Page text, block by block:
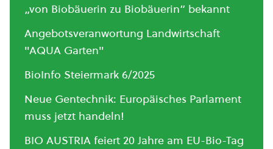
„von Biobäuerin zu Biobäuerin“ bekannt
Angebotsveranwortung Landwirtschaft
"AQUA Garten"
BioInfo Steiermark 6/2025
Neue Gentechnik: Europäisches Parlament
muss jetzt handeln!
BIO AUSTRIA feiert 20 Jahre am EU-Bio-Tag